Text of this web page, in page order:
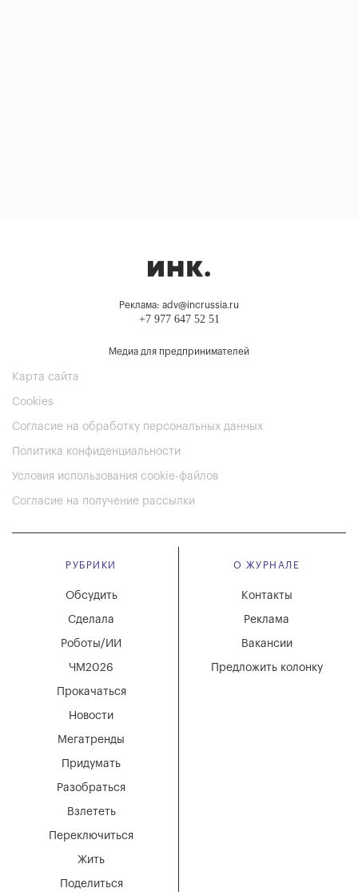
Реклама: adv@incrussia.ru
+7 977 647 52 51
Медиа для предпринимателей
Карта сайта
Cookies
Согласие на обработку персональных данных
Политика конфиденциальности
Условия использования cookie-файлов
Согласие на получение рассылки
РУБРИКИ
Мегатренды
Придумать
Разобраться
Взлететь
Новости
Переключиться
Жить
Поделиться
Обсудить
Сделала
Роботы/ИИ
ЧМ2026
Прокачаться
О ЖУРНАЛЕ
Вакансии
Реклама
Контакты
Предложить колонку